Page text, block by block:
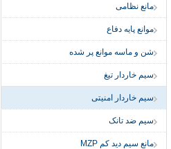
مانع نظامی
موانع پایه دفاع
شن و ماسه موانع پر شده
سیم خاردار تیغ
سیم خاردار امنیتی
سیم ضد تانک
مانع سیم دید کم MZP